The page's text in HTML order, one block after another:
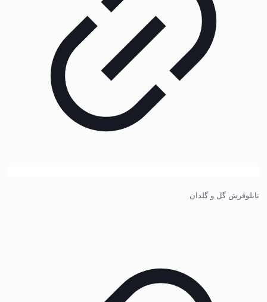
تابلوفرش گل و گلدان